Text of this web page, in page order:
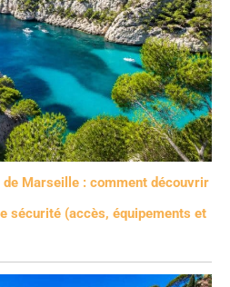
de Marseille : comment découvrir
sécurité (accès, équipements et